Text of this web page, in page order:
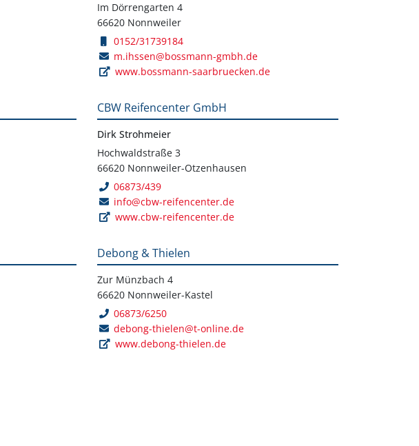
Im Dörrengarten 4
66620 Nonnweiler
0152/31739184
m.ihssen@bossmann-gmbh.de
www.bossmann-saarbruecken.de
CBW Reifencenter GmbH
Dirk Strohmeier
Hochwaldstraße 3
66620 Nonnweiler-Otzenhausen
06873/439
info@cbw-reifencenter.de
www.cbw-reifencenter.de
Debong & Thielen
Zur Münzbach 4
66620 Nonnweiler-Kastel
06873/6250
debong-thielen@t-online.de
www.debong-thielen.de